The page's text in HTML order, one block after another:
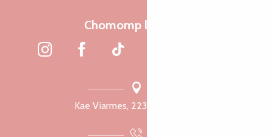
Chomomp liammet
Kae Viarmes, 22300 Lannuon